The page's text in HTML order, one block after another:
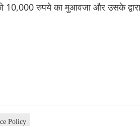
10,000 रुपये का मुआवजा और उसके द्वारा
Policy